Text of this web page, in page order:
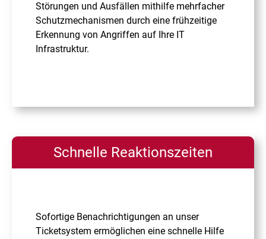
Störungen und Ausfällen mithilfe mehrfacher
Schutzmechanismen durch eine frühzeitige
Erkennung von Angriffen auf Ihre IT
Infrastruktur.
Schnelle Reaktionszeiten
Sofortige Benachrichtigungen an unser
Ticketsystem ermöglichen eine schnelle Hilfe